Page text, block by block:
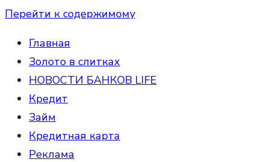
Перейти к содержимому
Главная
Золото в слитках
НОВОСТИ БАНКОВ LIFE
Кредит
Займ
Кредитная карта
Реклама